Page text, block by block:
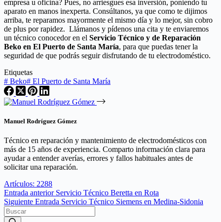
empresa u oficina? Pues, no arriesgues esa inversión, poniendo tu
aparato en manos inexperta. Consúltanos, ya que como te dijimos
arriba, te reparamos mayormente el mismo día y lo mejor, sin cobro
de plus por rapidez. Llámanos y pídenos una cita y te enviaremos
un técnico conocedor en el Servicio Técnico y de Reparación
Beko en El Puerto de Santa María, para que puedas tener la
seguridad de que podrás seguir disfrutando de tu electrodoméstico.
Etiquetas
# Beko# El Puerto de Santa María
Manuel Rodríguez Gómez
Técnico en reparación y mantenimiento de electrodomésticos con
más de 15 años de experiencia. Comparto información clara para
ayudar a entender averías, errores y fallos habituales antes de
solicitar una reparación.
Artículos: 2288
Entrada anterior Servicio Técnico Beretta en Rota
Siguiente Entrada Servicio Técnico Siemens en Medina-Sidonia